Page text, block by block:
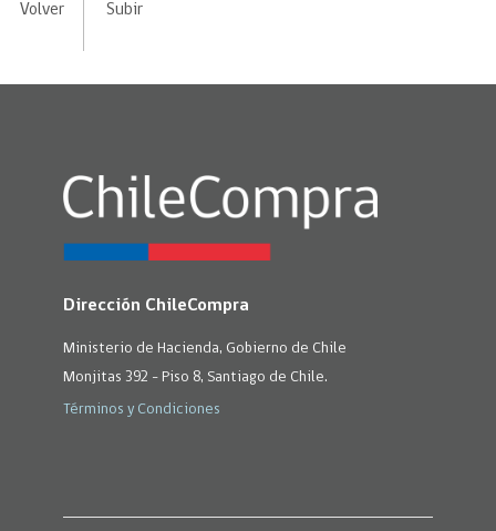
Volver Subir
Dirección ChileCompra
Ministerio de Hacienda, Gobierno de Chile
Monjitas 392 - Piso 8, Santiago de Chile.
Términos y Condiciones